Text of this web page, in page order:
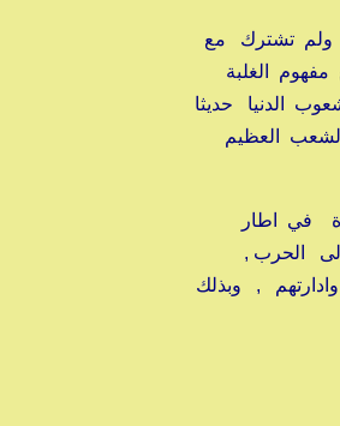
, ولم تشترك مع
الغلبة
الدنيا حديثا
العظيم
في اطار
الحرب ,
, وبذلك